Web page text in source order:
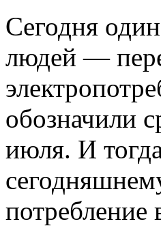
Сегодня
людей —
обозначили
июля. И
потребление